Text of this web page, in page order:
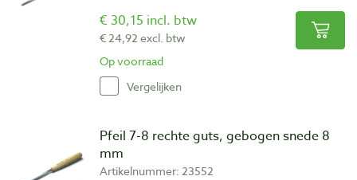
€ 30,15 incl. btw
€ 24,92 excl. btw
Op voorraad
Vergelijken
Pfeil 7-8 rechte guts, gebogen snede 8
mm
Artikelnummer: 23552